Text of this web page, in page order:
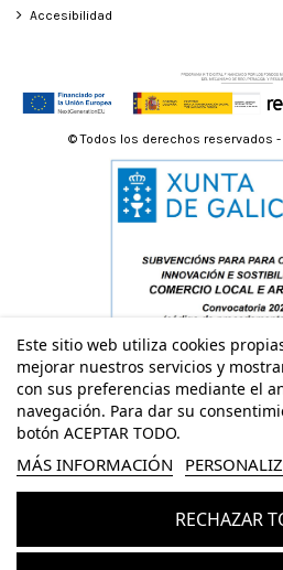
Accesibilidad
Este sitio web utiliza cookies
mejorar nuestros servicios y
con sus preferencias mediante el
navegación. Para dar su
botón ACEPTAR TODO.
MÁS INFORMACIÓN
RECHAZAR
© Todos los derechos reservados -